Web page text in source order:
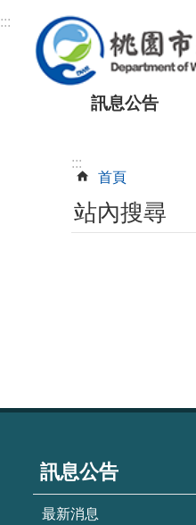
跳到主要內容區塊
:::
訊息公告
:::
首頁
站內搜尋
訊息公告
最新消息